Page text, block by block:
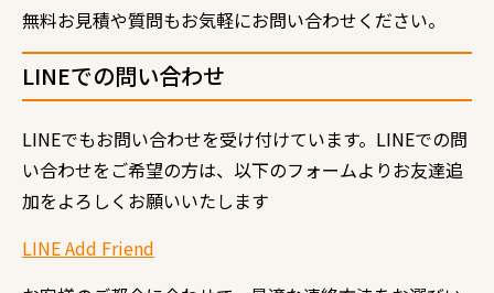
無料お見積や質問もお気軽にお問い合わせください。
LINEでの問い合わせ
LINEでもお問い合わせを受け付けています。 LINEでの問
い合わせをご希望の方は、以下のフォームよりお友達追
加をよろしくお願いいたします
LINE Add Friend